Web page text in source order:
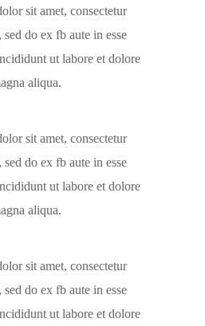
sit amet, consectetur
do ex fb aute in esse
ut labore et dolore
aliqua.
sit amet, consectetur
do ex fb aute in esse
ut labore et dolore
aliqua.
sit amet, consectetur
do ex fb aute in esse
ut labore et dolore